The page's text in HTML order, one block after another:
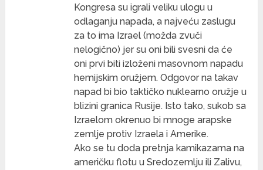
Kongresa su igrali veliku ulogu u
odlaganju napada, a najveću zaslugu
za to ima Izrael (možda zvuči
nelogično) jer su oni bili svesni da će
oni prvi biti izloženi masovnom napadu
hemijskim oružjem. Odgovor na takav
napad bi bio taktičko nuklearno oružje u
blizini granica Rusije. Isto tako, sukob sa
Izraelom okrenuo bi mnoge arapske
zemlje protiv Izraela i Amerike.
Ako se tu doda pretnja kamikazama na
američku flotu u Sredozemlju ili Zalivu,